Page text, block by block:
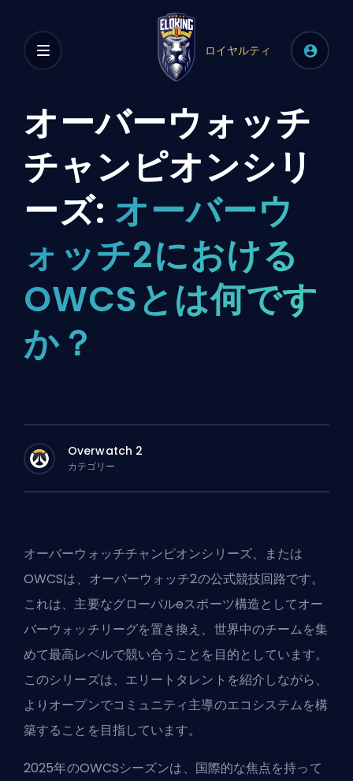
ロイヤルティ
オーバーウォッチ
チャンピオンシリ
ーズ: オーバーウ
ォッチ2における
OWCSとは何です
か？
Overwatch 2
カテゴリー
オーバーウォッチチャンピオンシリーズ、または
OWCSは、 オーバーウォッチ2の公式競技回路です。
これは、主要なグローバルeスポーツ構造としてオー
バーウォッチリーグを置き換え、世界中のチームを集
めて最高レベルで競い合うことを目的としています。
このシリーズは、エリートタレントを紹介しながら、
よりオープンでコミュニティ主導のエコシステムを構
築することを目指しています。
2025年のOWCSシーズンは、国際的な焦点を持って